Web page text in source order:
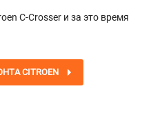
C-Crosser и за это время
CITROEN